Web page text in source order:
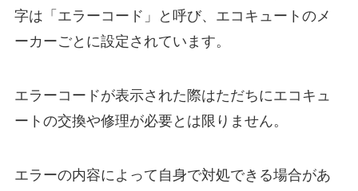
字は「エラーコード」と呼び、エコキュートのメ
ーカーごとに設定されています。
エラーコードが表示された際はただちにエコキュ
ートの交換や修理が必要とは限りません。
エラーの内容によって自身で対処できる場合があ